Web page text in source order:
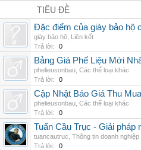
TIÊU ĐỀ
Đặc điểm của giày bảo hộ
giày bảo hộ Liên kết
Trả lời:
0
Bảng Giá Phế Liệu Mới
phelieusonbau Các thể loại khác
Trả lời:
0
Cập Nhật Báo Giá Thu
phelieusonbau Các thể loại khác
Trả lời:
0
Tuấn Cầu Trục - Giải pháp
tuancautruc Thông tin doanh nghiệp
Trả lời:
0